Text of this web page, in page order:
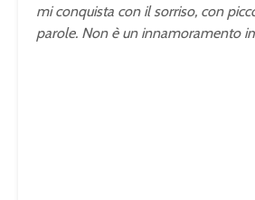
mi conquista con il sorriso, con
parole. Non è un innamoramento